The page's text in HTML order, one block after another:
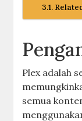
Plex adalah
semua